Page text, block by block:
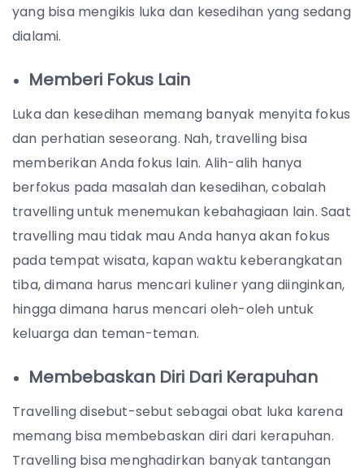
yang bisa mengikis luka dan kesedihan yang sedang
dialami.
Memberi Fokus Lain
Luka dan kesedihan memang banyak menyita fokus
dan perhatian seseorang. Nah, travelling bisa
memberikan Anda fokus lain. Alih-alih hanya
berfokus pada masalah dan kesedihan, cobalah
travelling untuk menemukan kebahagiaan lain. Saat
travelling mau tidak mau Anda hanya akan fokus
pada tempat wisata, kapan waktu keberangkatan
tiba, dimana harus mencari kuliner yang diinginkan,
hingga dimana harus mencari oleh-oleh untuk
keluarga dan teman-teman.
Membebaskan Diri Dari Kerapuhan
Travelling disebut-sebut sebagai obat luka karena
memang bisa membebaskan diri dari kerapuhan.
Travelling bisa menghadirkan banyak tantangan